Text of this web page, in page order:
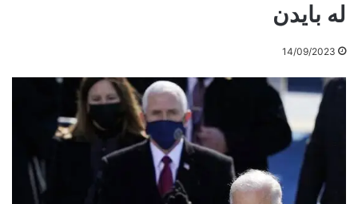
له بايدن
14/09/2023